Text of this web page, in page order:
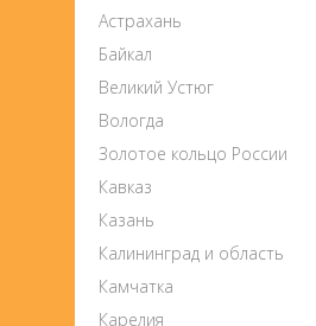
Астрахань
Байкал
Великий Устюг
Вологда
Золотое кольцо России
Кавказ
Казань
Калининград и область
Камчатка
Карелия